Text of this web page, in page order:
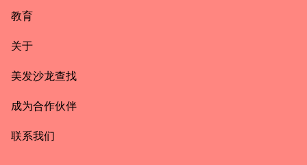
教育
关于
美发沙龙查找
成为合作伙伴
联系我们